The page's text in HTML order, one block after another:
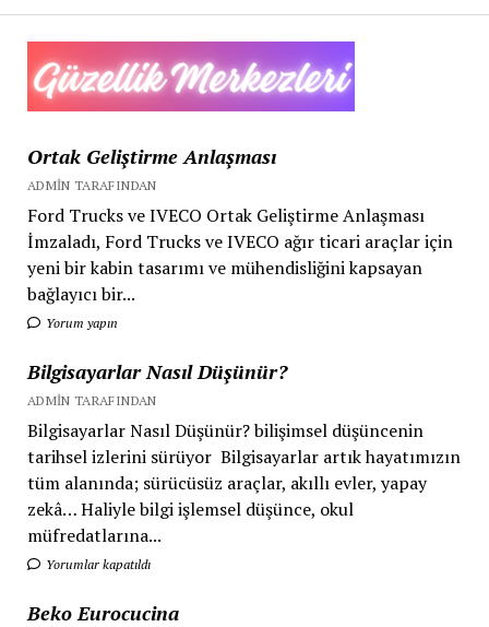
Ortak Geliştirme Anlaşması
ADMIN TARAFINDAN
Ford Trucks ve IVECO Ortak Geliştirme Anlaşması
İmzaladı, Ford Trucks ve IVECO ağır ticari araçlar için
yeni bir kabin tasarımı ve mühendisliğini kapsayan
bağlayıcı bir...
Yorum yapın
Bilgisayarlar Nasıl Düşünür?
ADMIN TARAFINDAN
Bilgisayarlar Nasıl Düşünür? bilişimsel düşüncenin
tarihsel izlerini sürüyor Bilgisayarlar artık hayatımızın
tüm alanında; sürücüsüz araçlar, akıllı evler, yapay
zekâ… Haliyle bilgi işlemsel düşünce, okul
müfredatlarına...
Yorumlar kapatıldı
Beko Eurocucina
HEMŞİRELİĞİ
SEMPOZYUMU